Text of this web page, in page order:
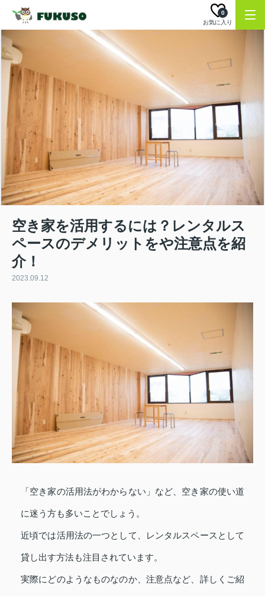
お気に入り
0
空き家を活用するには？レンタルス
ペースのデメリットをや注意点を紹
介！
2023.09.12
「空き家の活用法がわからない」など、空き家の使い道
に迷う方も多いことでしょう。
近頃では活用法の一つとして、レンタルスペースとして
貸し出す方法も注目されています。
実際にどのようなものなのか、注意点など、詳しくご紹